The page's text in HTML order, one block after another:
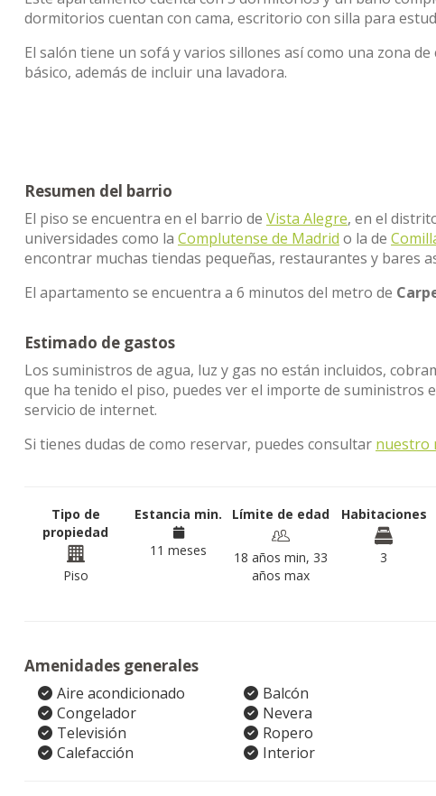
dormitorios cuentan con cama, escritorio con silla para
El salón tiene un sofá y varios sillones así como una zona
básico, además de incluir una lavadora.
Resumen del barrio
El piso se encuentra en el barrio de Vista Alegre, en el
universidades como la Complutense de Madrid o la de
encontrar muchas tiendas pequeñas, restaurantes y bares
El apartamento se encuentra a 6 minutos del metro de
Estimado de gastos
Los suministros de agua, luz y gas no están incluidos,
que ha tenido el piso, puedes ver el importe de suministros
servicio de internet.
Si tienes dudas de como reservar, puedes consultar nuestro
Tipo de
propiedad
Piso
Estancia min.
11 meses
Límite de edad
18 años min, 33
años max
Habitaciones
3
Amenidades generales
Aire acondicionado Balcón
Congelador
Nevera
Televisión
Ropero
Calefacción
Interior